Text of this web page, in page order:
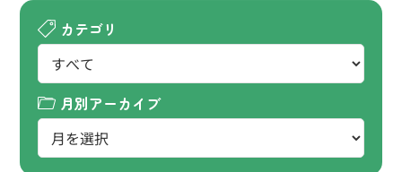
カテゴリ
月別アーカイブ